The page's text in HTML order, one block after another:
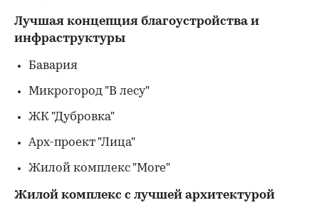
Лучшая концепция благоустройства и
инфраструктуры
Бавария
Микрогород "В лесу"
ЖК "Дубровка"
Арх-проект "Лица"
Жилой комплекс "More"
Жилой комплекс с лучшей архитектурой